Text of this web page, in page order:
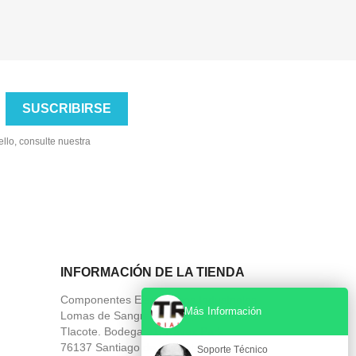
consulte nuestra
INFORMACIÓN DE LA TIENDA
Componentes Electronicos Industriales
Lomas de Sangremal 108, Carr. a
Tlacote. Bodega 31, Navex Park
76137 Santiago de Querétaro
Más Información
Soporte Técnico